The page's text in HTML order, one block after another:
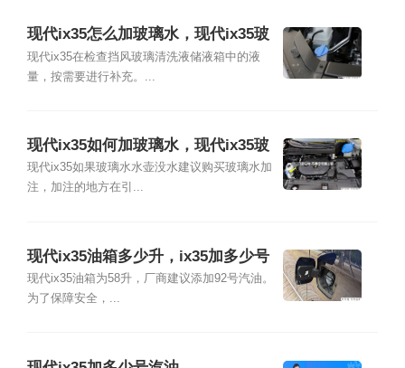
现代ix35怎么加玻璃水，现代ix35玻
璃水加多少
现代ix35在检查挡风玻璃清洗液储液箱中的液
量，按需要进行补充。...
现代ix35如何加玻璃水，现代ix35玻
璃水在哪里添加
现代ix35如果玻璃水水壶没水建议购买玻璃水加
注，加注的地方在引...
现代ix35油箱多少升，ix35加多少号
汽油合适
现代ix35油箱为58升，厂商建议添加92号汽油。
为了保障安全，...